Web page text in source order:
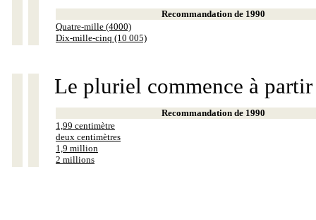
Recommandation de 1990
Quatre-mille (4000)
Dix-mille-cinq (10 005)
Le pluriel commence à
Recommandation de 1990
1,99 centimètre
deux centimètres
1,9 million
2 millions